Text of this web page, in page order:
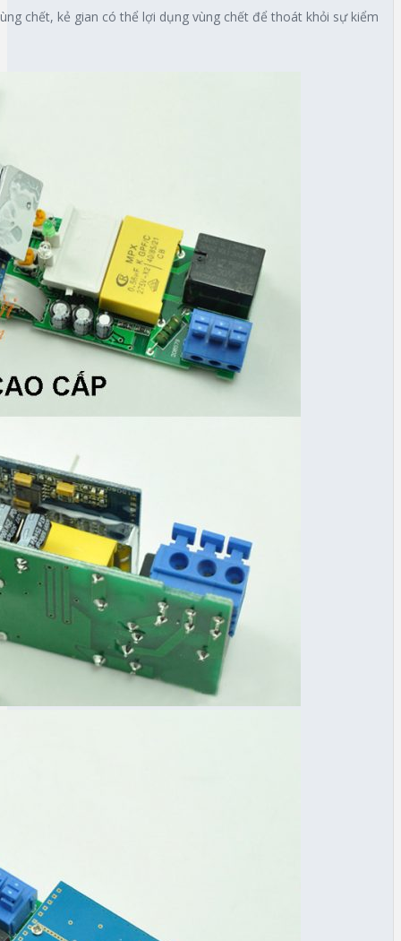
chết, kẻ gian có thể lợi dụng vùng chết để thoát khỏi sự kiểm